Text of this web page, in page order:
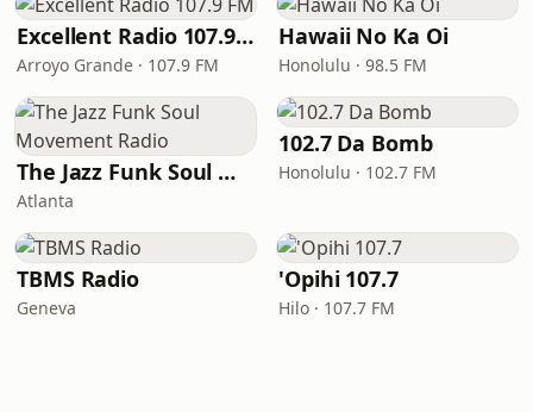
Excellent Radio 107.9 FM
Arroyo Grande · 107.9 FM
Hawaii No Ka Oi
Honolulu · 98.5 FM
The Jazz Funk Soul Movement Radio
Atlanta
102.7 Da Bomb
Honolulu · 102.7 FM
TBMS Radio
Geneva
'Opihi 107.7
Hilo · 107.7 FM